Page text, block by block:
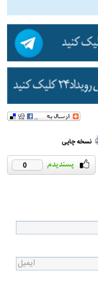
نسخه چاپی
0